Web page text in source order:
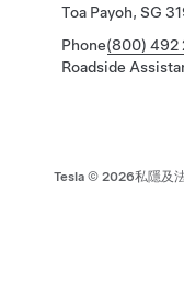
Toa Payoh, SG
Phone(800) 492
Roadside
Tesla © 2026私隱及